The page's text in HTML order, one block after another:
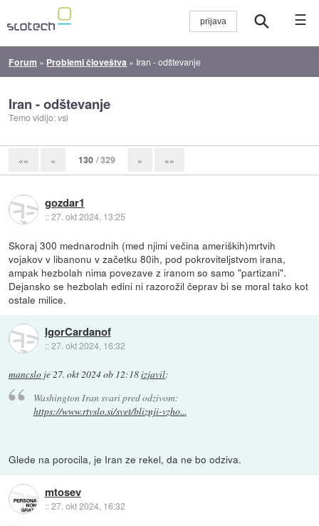
☰
Forum » Problemi človeštva » Iran - odštevanje
Iran - odštevanje
Temo vidijo: vsi
«« « 130 / 329 » »»
gozdar1
::27. okt 2024, 13:25
Skoraj 300 mednarodnih (med njimi večina ameriških)mrtvih
vojakov v libanonu v začetku 80ih, pod pokroviteljstvom irana,
ampak hezbolah nima povezave z iranom so samo "partizani".
Dejansko se hezbolah edini ni razorožil čeprav bi se moral tako kot
ostale milice.
IgorCardanof
::27. okt 2024, 16:32
mancslo je27. okt 2024 ob 12:18izjavil:
Washington Iran svari pred odzivom:
https://www.rtvslo.si/svet/bliznji-vzho...
Glede na porocila, je Iran ze rekel, da ne bo odziva.
mtosev
::27. okt 2024, 16:32